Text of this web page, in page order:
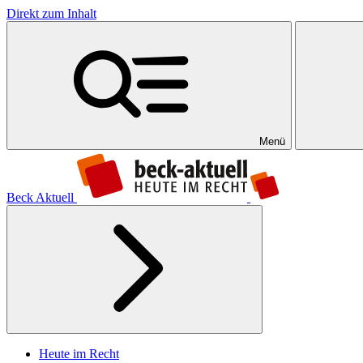
Direkt zum Inhalt
Menü
Beck Aktuell
Heute im Recht